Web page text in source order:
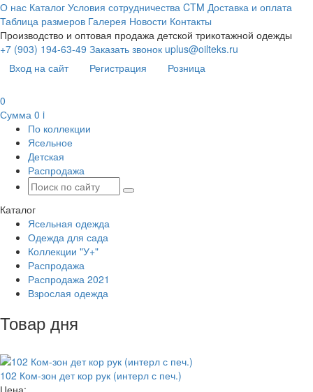
О нас Каталог Условия сотрудничества CTM Доставка и оплата
Таблица размеров Галерея Новости Контакты
Производство и оптовая продажа детской трикотажной одежды
+7 (903) 194-63-49 Заказать звонок uplus@oilteks.ru
Вход на сайт
Регистрация Розница
0
Сумма 0 i
По коллекции
Ясельное
Детская
Распродажа
Каталог
Ясельная одежда
Одежда для сада
Коллекции "У+"
Распродажа
Распродажа 2021
Взрослая одежда
Товар дня
102 Ком-зон дет кор рук (интерл с печ.)